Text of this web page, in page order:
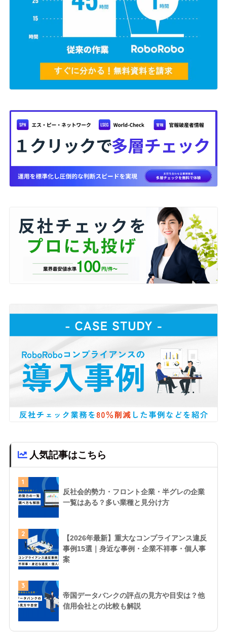
人気記事はこちら
1
反社会的勢力・フロント企業・半グレの企業
一覧はある？多い業種と見分け方
2
【2026年最新】重大なコンプライアンス違反
事例15選｜身近な事例・企業不祥事・個人事
案
3
帝国データバンクの評点の見方や目安は？他
信用会社との比較も解説